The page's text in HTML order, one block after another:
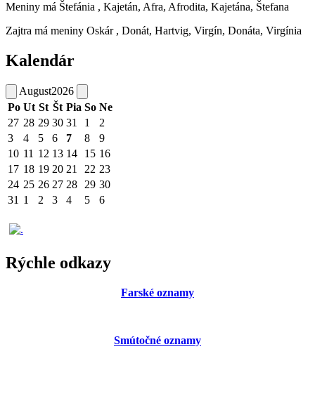
Meniny má Štefánia , Kajetán, Afra, Afrodita, Kajetána, Štefana
Zajtra má meniny Oskár , Donát, Hartvig, Virgín, Donáta, Virgínia
Kalendár
August2026
Po Ut St Št Pia So Ne
27 28 29 30 31 1
2
3
4 5 6 7 8
9
10 11 12 13 14 15 16
17 18 19 20 21 22 23
24 25 26 27 28 29 30
31 1 2 3 4 5 6
Rýchle odkazy
Farské oznamy
Smútočné oznamy